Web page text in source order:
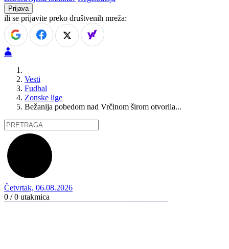
ili se prijavite preko društvenih mreža:
Vesti
Fudbal
Zonske lige
Bežanija pobedom nad Vrčinom širom otvorila...
Četvrtak, 06.08.2026
0 / 0 utakmica